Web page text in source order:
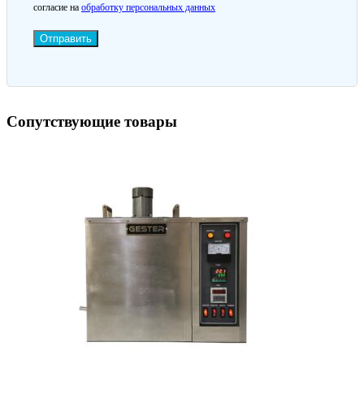
согласие на обработку персональных данных
Отправить
Сопутствующие товары